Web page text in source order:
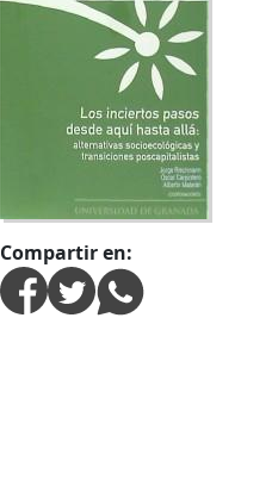
Compartir en: